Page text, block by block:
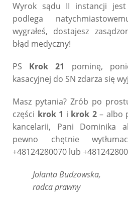
Wyrok sądu II instancji
podlega
wygrałeś, dostajesz
błąd medyczny!
PS Krok 21
pominę,
kasacyjnej do SN zdarza się
Masz pytania? Zrób po
części krok 1 i krok 2– albo
kancelarii, Pani Dominika
pewno chętnie
+48124280070 lub
Jolanta Budzowska,
radca prawny